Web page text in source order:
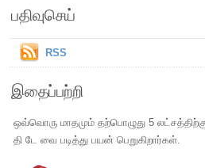
பதிவுசெய்
RSS
இதைப்பற்றி
ஒவ்வொரு மாதமும் தற்பொழுது 5
தி டே வை படித்து பயன் பெறுகிறார்கள்.